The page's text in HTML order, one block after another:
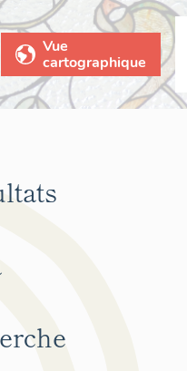
Vue
cartographique